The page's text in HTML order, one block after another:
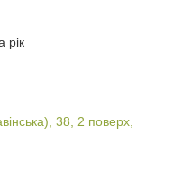
рік
38, 2 поверх,